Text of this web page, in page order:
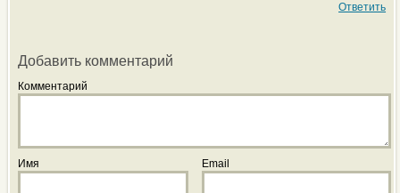
Ответить
Добавить комментарий
Комментарий
Имя Email